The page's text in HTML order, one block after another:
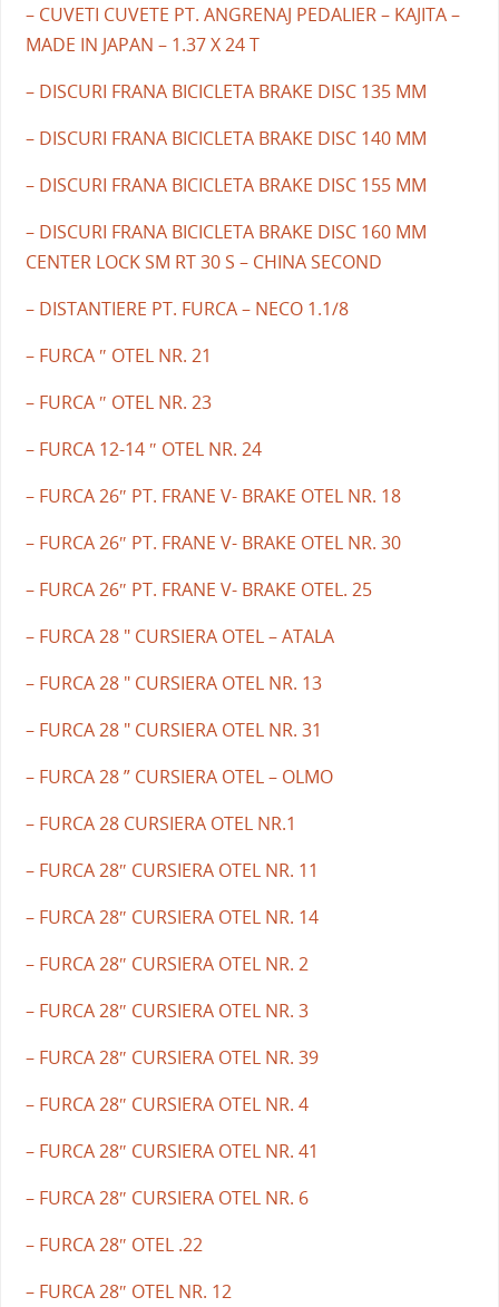
– CUVETI CUVETE PT. ANGRENAJ PEDALIER – KAJITA –
MADE IN JAPAN – 1.37 X 24 T
– DISCURI FRANA BICICLETA BRAKE DISC 135 MM
– DISCURI FRANA BICICLETA BRAKE DISC 140 MM
– DISCURI FRANA BICICLETA BRAKE DISC 155 MM
– DISCURI FRANA BICICLETA BRAKE DISC 160 MM
CENTER LOCK SM RT 30 S – CHINA SECOND
– DISTANTIERE PT. FURCA – NECO 1.1/8
– FURCA ″ OTEL NR. 21
– FURCA ″ OTEL NR. 23
– FURCA 12-14 ″ OTEL NR. 24
– FURCA 26″ PT. FRANE V- BRAKE OTEL NR. 18
– FURCA 26″ PT. FRANE V- BRAKE OTEL NR. 30
– FURCA 26″ PT. FRANE V- BRAKE OTEL. 25
– FURCA 28 " CURSIERA OTEL – ATALA
– FURCA 28 " CURSIERA OTEL NR. 13
– FURCA 28 " CURSIERA OTEL NR. 31
– FURCA 28 ” CURSIERA OTEL – OLMO
– FURCA 28 CURSIERA OTEL NR.1
– FURCA 28″ CURSIERA OTEL NR. 11
– FURCA 28″ CURSIERA OTEL NR. 14
– FURCA 28″ CURSIERA OTEL NR. 2
– FURCA 28″ CURSIERA OTEL NR. 3
– FURCA 28″ CURSIERA OTEL NR. 39
– FURCA 28″ CURSIERA OTEL NR. 4
– FURCA 28″ CURSIERA OTEL NR. 41
– FURCA 28″ CURSIERA OTEL NR. 6
– FURCA 28″ OTEL .22
– FURCA 28″ OTEL NR. 12